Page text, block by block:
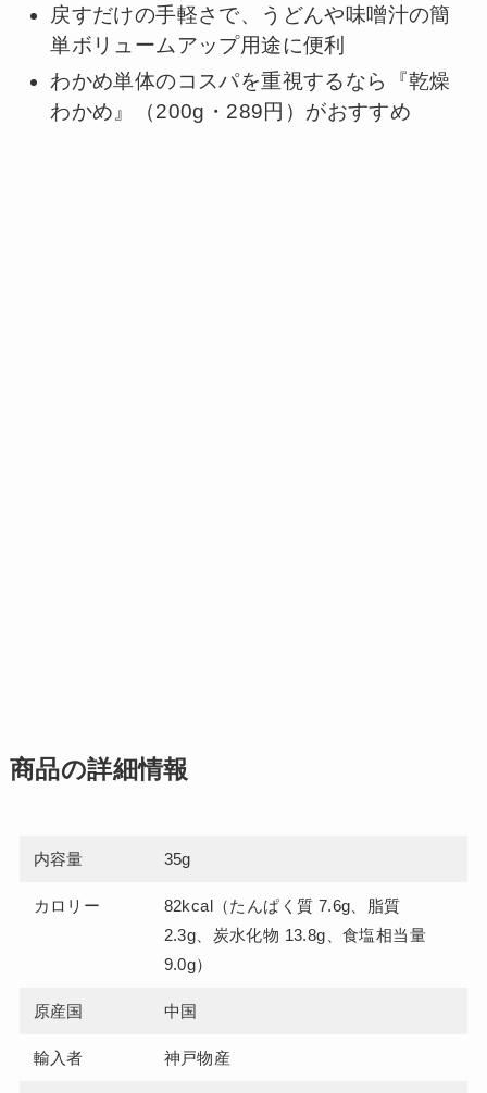
戻すだけの手軽さで、うどんや味噌汁の簡
単ボリュームアップ用途に便利
わかめ単体のコスパを重視するなら『乾燥
わかめ』（200g・289円）がおすすめ
商品の詳細情報
内容量 35g
カロリー
82kcal（たんぱく質 7.6g、脂質
2.3g、炭水化物 13.8g、食塩相当量
9.0g）
原産国 中国
輸入者 神戸物産